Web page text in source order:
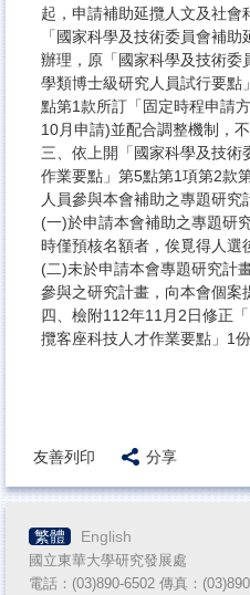
起，申請補助延攬人文及社會
「國家科學及技術委員會補助
辦理，原「國家科學及技術委
學類博士級研究人員試行要點
點第1款所訂「固定時程申請
10月申請)並配合調整機制，不
三、依上開「國家科學及技
作業要點」第5點第1項第2款
人員參與本會補助之專題研究
(一)於申請本會補助之專題研
時僅預核名額者，俟覓得人選
(二)未於申請本會專題研究計
參與之研究計畫，向本會個案
四、檢附112年11月2日修正
攬客座科技人才作業要點」1份
友善列印 分享
繁體 English
國立東華大學研究發展處
電話：(03)890-6502 傳真：